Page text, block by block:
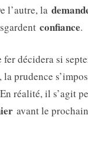
l’autre, la
confiance.
décidera si
prudence
réalité, il s’agit
avant le